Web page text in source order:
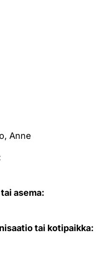
Anne
asema:
tai kotipaikka: